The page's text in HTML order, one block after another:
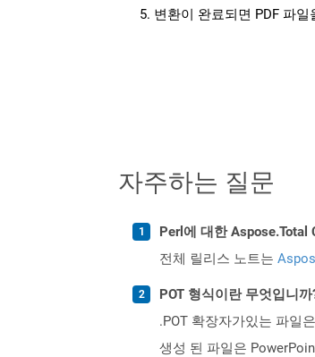
변환이 완료되면 PDF 파
자주하는 질문
Perl에 대한 Aspose.Total
전체 릴리스 노트는
POT 형식이란 무엇입니까
.POT 확장자가있는 파일
생성 된 파일은